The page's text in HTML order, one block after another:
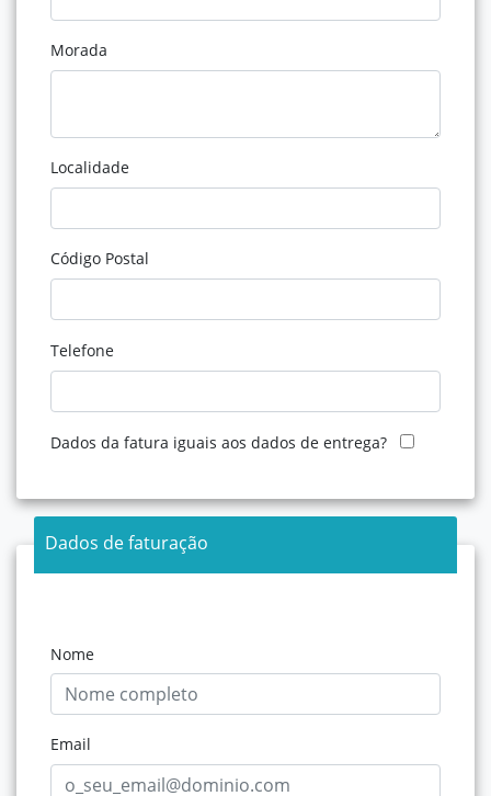
Morada
Localidade
Código Postal
Telefone
Dados da fatura iguais aos dados de entrega?
Dados de faturação
Nome
Email